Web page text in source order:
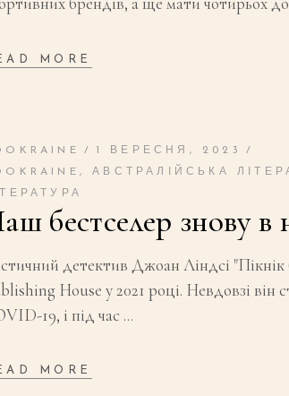
MORE
1 ВЕРЕСНЯ, 2023
,АВСТРАЛІЙСЬКА
бестселер знову в
детектив Джоан Ліндсі
House у 2021 році. Невдовзі він
19, і під час
MORE